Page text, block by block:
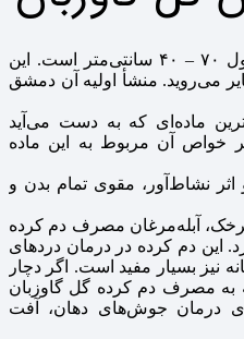
گل گاوزبان یک گیاه علفی به طول ۷۰ – ۴۰ سانتی‌متر است. این
می‌روید. منشأ اولیه آن دمشق
ماده‌ای که به دست می‌آید
خواص آن مربوط به این ماده
نشاط‌آور، مقوی تمام بدن و
آبله‌مرغان مصرف دم کرده
این دم کرده در درمان دردهای
نیز بسیار مفید است. اگر دچار
به مصرف دم کرده گل گاوزبان
درمان جوش‌های دهان، آفت